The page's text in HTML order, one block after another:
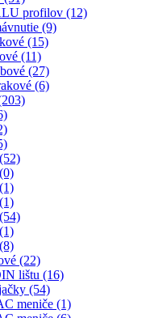
profilov (12)
(9)
(15)
(11)
(27)
(6)
(52)
(0)
(1)
(1)
(54)
(1)
(8)
(22)
lištu (16)
(54)
meniče (1)